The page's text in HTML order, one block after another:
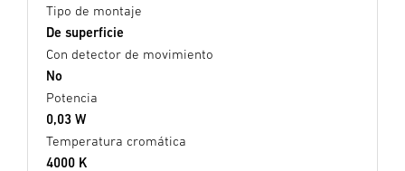
Tipo de montaje
De superficie
Con detector de movimiento
No
Potencia
0,03 W
Temperatura cromática
4000 K